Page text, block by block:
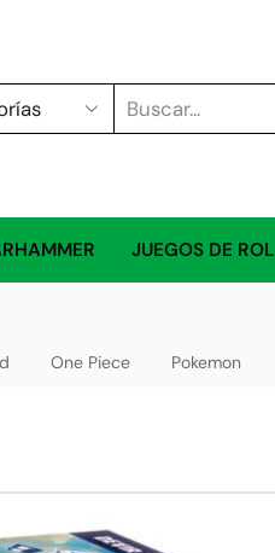
JUEGOS DE ROL
One Piece Pokemon